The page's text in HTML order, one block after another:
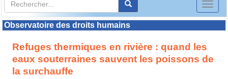
Toggle
Observatoire des droits humains
Refuges thermiques en rivière : quand les
eaux souterraines sauvent les poissons de
la surchauffe